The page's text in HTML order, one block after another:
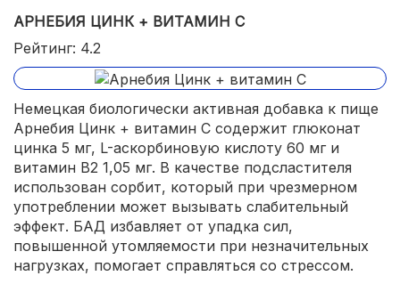
АРНЕБИЯ ЦИНК + ВИТАМИН С
Рейтинг: 4.2
Немецкая биологически активная добавка к пище
Арнебия Цинк + витамин С содержит глюконат
цинка 5 мг, L-аскорбиновую кислоту 60 мг и
витамин В2 1,05 мг. В качестве подсластителя
использован сорбит, который при чрезмерном
употреблении может вызывать слабительный
эффект. БАД избавляет от упадка сил,
повышенной утомляемости при незначительных
нагрузках, помогает справляться со стрессом.